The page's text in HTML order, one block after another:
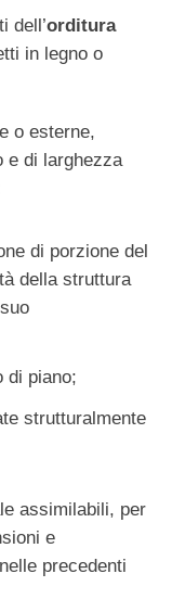
dell’orditura
in legno o
o esterne,
e di larghezza
di porzione del
della struttura
di piano;
strutturalmente
assimilabili, per
e
precedenti